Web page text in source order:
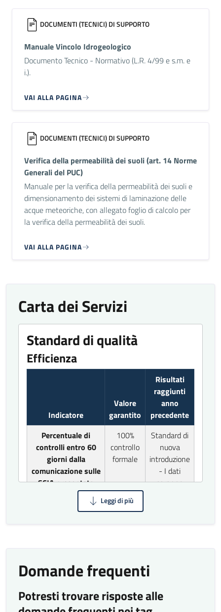
DOCUMENTI (TECNICI) DI SUPPORTO
Manuale Vincolo Idrogeologico
Documento Tecnico - Normativo (L.R. 4/99 e s.m. e
i.).
VAI ALLA PAGINA
DOCUMENTI (TECNICI) DI SUPPORTO
Verifica della permeabilità dei suoli (art. 14 Norme
Generali del PUC)
Manuale per la verifica della permeabilità dei suoli e
dimensionamento dei sistemi di laminazione delle
acque meteoriche, con allegato foglio di calcolo per
la verifica della permeabilità dei suoli.
VAI ALLA PAGINA
Carta dei Servizi
Standard di qualità
Efficienza
Indicatore
Valore
garantito
Risultati
raggiunti
anno
precedente
Percentuale di
controlli entro 60
giorni dalla
comunicazione sulle
SCIA presentate
100%
controllo
formale
Standard di
nuova
introduzione
- I dati
saranno
standard qualità
Risultati qualità Urbanistica 2025
L’organizzazione persegue il miglioramento
Domande frequenti
Potresti trovare risposte alle